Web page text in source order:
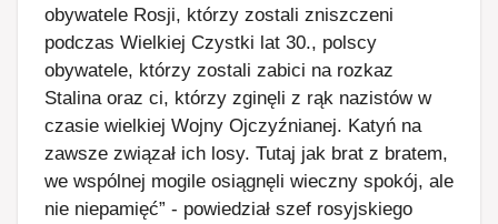
obywatele Rosji, którzy zostali zniszczeni
podczas Wielkiej Czystki lat 30., polscy
obywatele, którzy zostali zabici na rozkaz
Stalina oraz ci, którzy zginęli z rąk nazistów w
czasie wielkiej Wojny Ojczyźnianej. Katyń na
zawsze związał ich losy. Tutaj jak brat z bratem,
we wspólnej mogile osiągnęli wieczny spokój, ale
nie niepamięć” - powiedział szef rosyjskiego